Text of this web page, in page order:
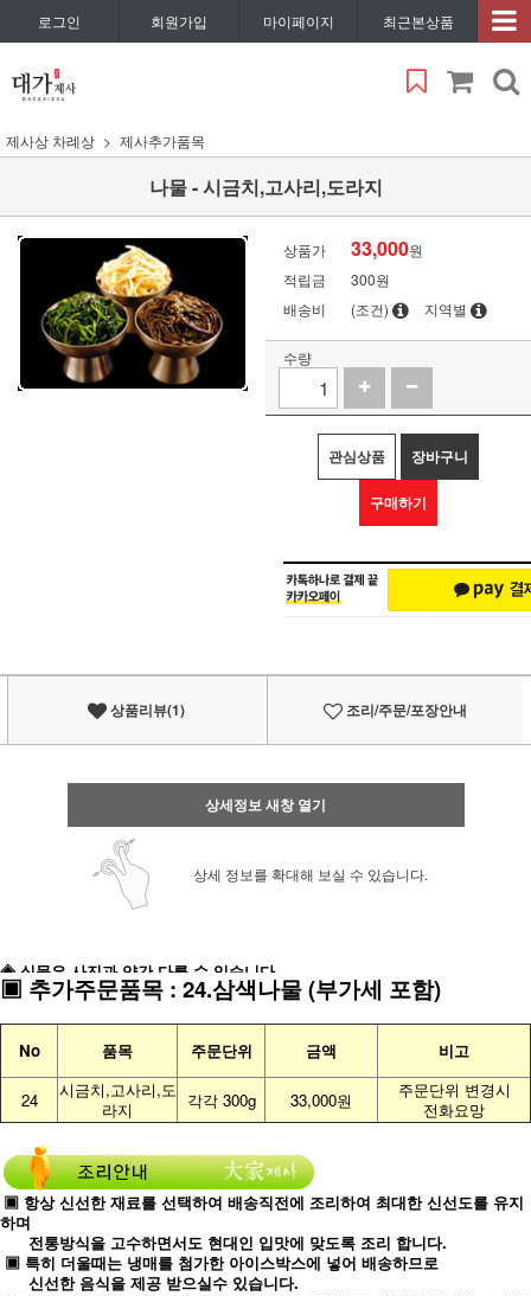
로그인 회원가입 마이페이지 최근본상품
제사상 차례상 제사추가품목
나물 - 시금치,고사리,도라지
상품가 33,000원
적립금
300원
배송비
(조건) 지역별
수량
관심상품 장바구니
구매하기
상품리뷰(1) 조리/주문/포장안내
상세정보 새창 열기
상세 정보를 확대해 보실 수 있습니다.
◈ 실물은 사진과 약간 다를 수 있습니다
▣ 추가주문품목 : 24.삼색나물(부가세 포함)
No 품목 주문단위 금액 비고
24
시금치,고사리,도
라지
각각 300g 33,000원
주문단위 변경시
전화요망
▣ 항상 신선한 재료를 선택하여 배송직전에 조리하여 최대한 신선도를 유지
하며
전통방식을 고수하면서도 현대인 입맛에 맞도록 조리 합니다.
▣ 특히 더울때는 냉매를 첨가한 아이스박스에 넣어 배송하므로
신선한 음식을 제공 받으실수 있습니다.